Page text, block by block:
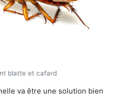
blatte et cafard
va être une solution bien